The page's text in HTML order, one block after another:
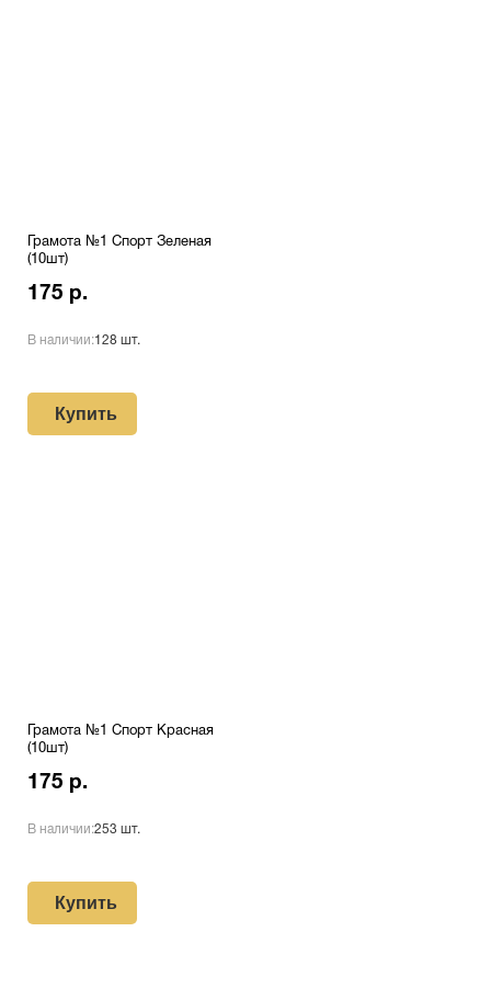
Грамота №1 Спорт Зеленая
(10шт)
175 р.
В наличии:128 шт.
Купить
Грамота №1 Спорт Красная
(10шт)
175 р.
В наличии:253 шт.
Купить